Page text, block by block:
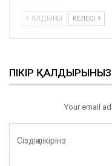
АЛДЫҢҒЫ КЕЛЕСІ
ПІКІР ҚАЛДЫРЫНЫЗ
Your email